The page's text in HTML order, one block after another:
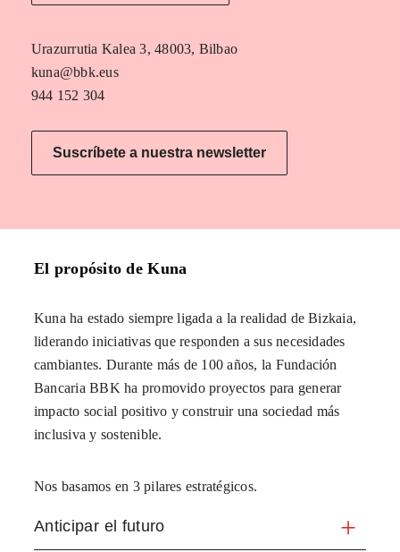
Urazurrutia Kalea 3, 48003, Bilbao
kuna@bbk.eus
944 152 304
Suscríbete a nuestra newsletter
El propósito de Kuna
Kuna ha estado siempre ligada a la realidad de Bizkaia,
liderando iniciativas que responden a sus necesidades
cambiantes. Durante más de 100 años, la Fundación
Bancaria BBK ha promovido proyectos para generar
impacto social positivo y construir una sociedad más
inclusiva y sostenible.
Nos basamos en 3 pilares estratégicos.
Anticipar el futuro